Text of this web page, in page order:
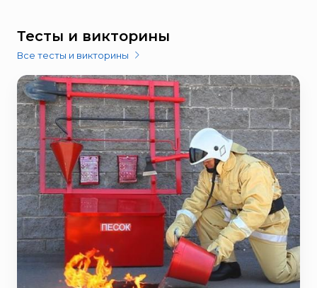
Тесты и викторины
Все тесты и викторины